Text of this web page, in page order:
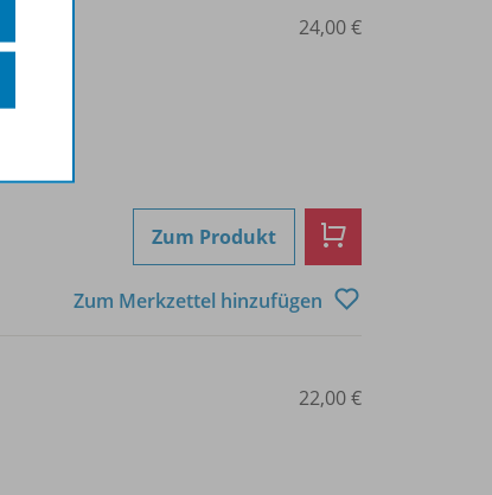
24,00 €
Zum Produkt
Zum Merkzettel hinzufügen
22,00 €